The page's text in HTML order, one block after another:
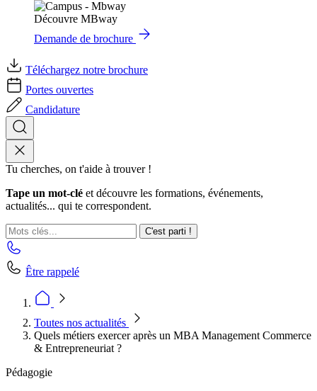
Découvre MBway
Demande de brochure
Téléchargez notre brochure
Portes ouvertes
Candidature
Tu cherches, on t'aide à trouver !
Tape un mot-clé et découvre les formations, événements,
actualités... qui te correspondent.
C'est parti !
Être rappelé
Toutes nos actualités
Quels métiers exercer après un MBA Management Commerce
& Entrepreneuriat ?
Pédagogie